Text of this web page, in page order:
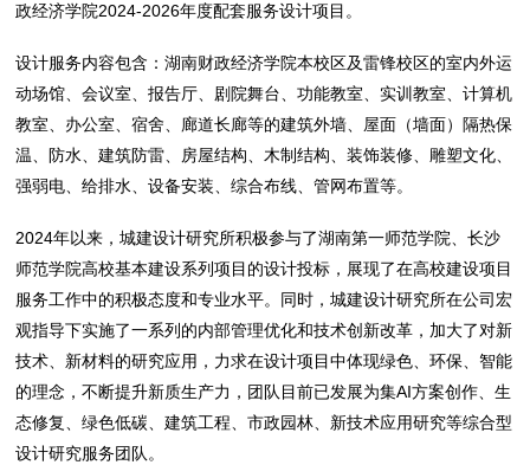
政经济学院2024-2026年度配套服务设计项目。
设计服务内容包含：湖南财政经济学院本校区及雷锋校区的室内外运
动场馆、会议室、报告厅、剧院舞台、功能教室、实训教室、计算机
教室、办公室、宿舍、廊道长廊等的建筑外墙、屋面（墙面）隔热保
温、防水、建筑防雷、房屋结构、木制结构、装饰装修、雕塑文化、
强弱电、给排水、设备安装、综合布线、管网布置等。
2024年以来，城建设计研究所积极参与了湖南第一师范学院、长沙
师范学院高校基本建设系列项目的设计投标，展现了在高校建设项目
服务工作中的积极态度和专业水平。同时，城建设计研究所在公司宏
观指导下实施了一系列的内部管理优化和技术创新改革，加大了对新
技术、新材料的研究应用，力求在设计项目中体现绿色、环保、智能
的理念，不断提升新质生产力，团队目前已发展为集AI方案创作、生
态修复、绿色低碳、建筑工程、市政园林、新技术应用研究等综合型
设计研究服务团队。